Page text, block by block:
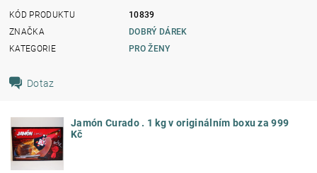
KÓD PRODUKTU
10839
ZNAČKA
DOBRÝ DÁREK
KATEGORIE
PRO ŽENY
Dotaz
Jamón Curado . 1 kg v originálním boxu za 999
Kč